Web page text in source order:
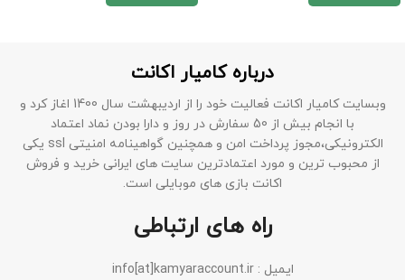
درباره کامیار اکانت
وبسایت کامیار اکانت فعالیت خود را از اردیبهشت سال 1400 اغاز کرد و
با انجام بیش از 50 سفارش در روز و دارا بودن نماد اعتماد
الکترونیکی،مجوز پرداخت امن و همچنین گواهینامه امنیتی ssl یکی
از محبوب ترین و مورد اعتمادترین سایت های ایرانی خرید و فروش
اکانت بازی های موبایلی است.
راه های ارتباطی
ایمیل : info[at]kamyaraccount.ir